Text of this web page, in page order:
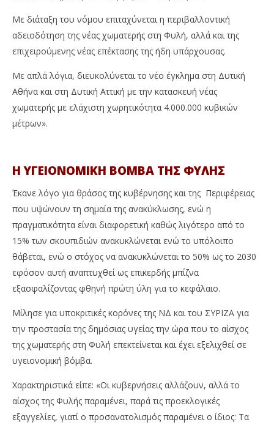
Με διάταξη του νόμου επιταχύνεται η περιβαλλοντική
αδειοδότηση της νέας χωματερής στη Φυλή, αλλά και της
επιχειρούμενης νέας επέκτασης της ήδη υπάρχουσας.
Με απλά λόγια, διευκολύνεται το νέο έγκλημα στη Δυτική
Αθήνα και στη Δυτική Αττική με την κατασκευή νέας
χωματερής με ελάχιστη χωρητικότητα 4.000.000 κυβικών
μέτρων».
Η ΥΓΕΙΟΝΟΜΙΚΗ ΒΟΜΒΑ ΤΗΣ ΦΥΛΗΣ
Έκανε λόγο για θράσος της κυβέρνησης και της Περιφέρειας
που υψώνουν τη σημαία της ανακύκλωσης, ενώ η
πραγματικότητα είναι διαφορετική καθώς λιγότερο από το
15% των σκουπιδιών ανακυκλώνεται ενώ το υπόλοιπο
θάβεται, ενώ ο στόχος να ανακυκλώνεται το 50% ως το 2030
εφόσον αυτή αναπτυχθεί ως επικερδής μπίζνα
εξασφαλίζοντας φθηνή πρώτη ύλη για το κεφάλαιο.
Μίλησε για υποκριτικές κορόνες της ΝΔ και του ΣΥΡΙΖΑ για
την προστασία της δημόσιας υγείας την ώρα που το αίσχος
της χωματερής στη Φυλή επεκτείνεται και έχει εξελιχθεί σε
υγειονομική βόμβα.
Χαρακτηριστικά είπε: «Οι κυβερνήσεις αλλάζουν, αλλά το
αίσχος της Φυλής παραμένει, παρά τις προεκλογικές
εξαγγελίες, γιατί ο προσανατολισμός παραμένει ο ίδιος: Τα